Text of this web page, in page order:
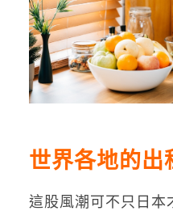
世界各地的出
這股風潮可不只日本